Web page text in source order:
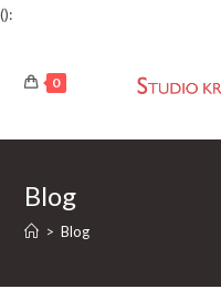
():
content
0
Blog
> Blog